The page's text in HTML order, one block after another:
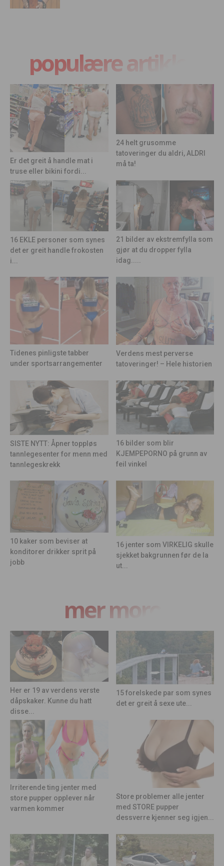
populære artikler
Er det greit å handle mat i
truse eller bikini fordi...
24 helt grusomme
tatoveringer du aldri, ALDRI
må ta!
16 EKLE personer som synes
det er greit handle frokosten
i...
21 bilder av ekstremfylla som
gjør at du dropper fylla
idag.....
Tidenes pinligste tabber
under sportsarrangementer
Verdens mest perverse
tatoveringer! – Hele historien
SISTE NYTT: Åpner toppløs
tannlegesenter for menn med
tannlegeskrekk
16 bilder som blir
KJEMPEPORNO på grunn av
feil vinkel
10 kaker som beviser at
konditorer drikker sprit på
jobb
16 jenter som VIRKELIG skulle
sjekket bakgrunnen før de la
ut...
mer moro
Her er 19 av verdens verste
dåpskaker. Kunne du hatt
disse...
15 forelskede par som synes
det er greit å sexe ute...
Irriterende ting jenter med
store pupper opplever når
varmen kommer
Store problemer alle jenter
med STORE pupper
dessverre kjenner seg igjen...